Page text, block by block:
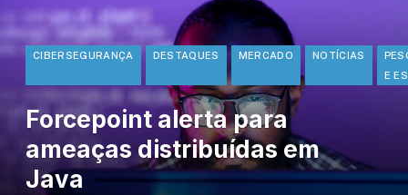
CIBERSEGURANÇA DESTAQUES MERCADO NOTÍCIAS
E
Forcepoint alerta para
ameaças distribuídas em
Java